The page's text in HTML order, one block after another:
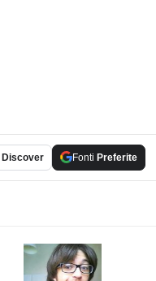
Discover Fonti Preferite